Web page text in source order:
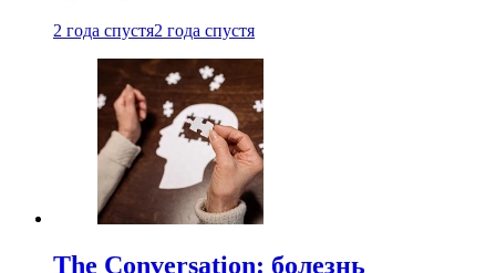
2 года спустя2 года спустя
The Conversation: болезнь